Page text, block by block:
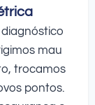
mau
trocamos
pontos.